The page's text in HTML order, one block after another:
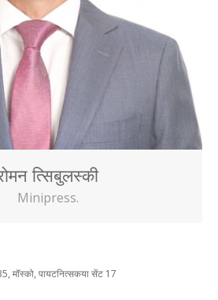
त्सिबुलस्की
Minipress.
मॉस्को, पायटनित्सकया सेंट 17